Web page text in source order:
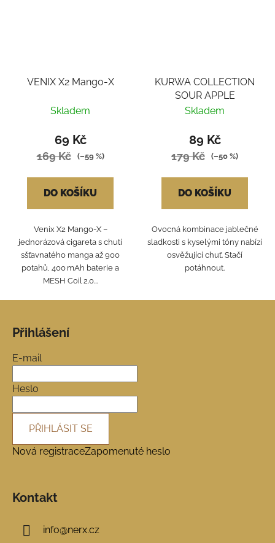
VENIX X2 Mango-X
Skladem
69 Kč
169 Kč (–59 %)
DO KOŠÍKU
Venix X2 Mango‑X –
jednorázová cigareta s chutí
sšťavnatého manga až 900
potahů, 400 mAh baterie a
MESH Coil 2.0...
KURWA COLLECTION
SOUR APPLE
Skladem
89 Kč
179 Kč (–50 %)
DO KOŠÍKU
Ovocná kombinace jablečné
sladkosti s kyselými tóny nabízí
osvěžující chuť. Stačí
potáhnout.
Přihlášení
E-mail
Heslo
PŘIHLÁSIT SE
Nová registraceZapomenuté heslo
Kontakt
info@nerx.cz